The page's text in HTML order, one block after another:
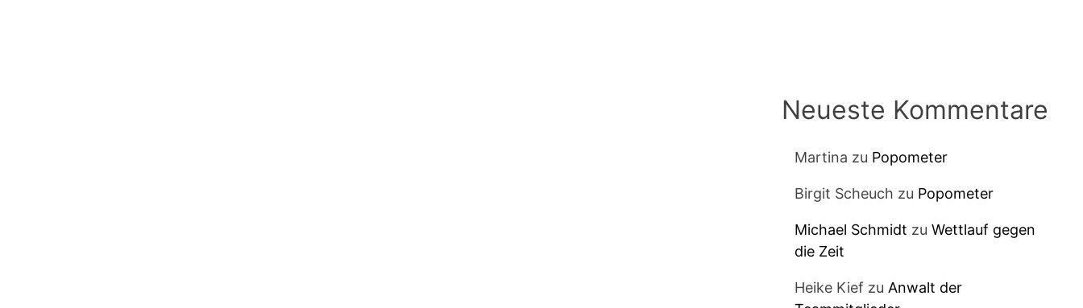
Neueste Kommentare
Martina zu Popometer
Birgit Scheuch zu Popometer
Michael Schmidt zu Wettlauf gegen
die Zeit
Heike Kief zu Anwalt der